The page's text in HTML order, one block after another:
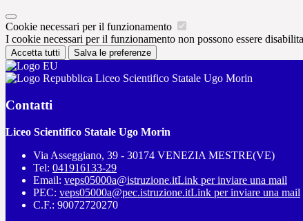
Cookie necessari per il funzionamento
I cookie necessari per il funzionamento non possono essere
Accetta tutti Salva le preferenze
Liceo Scientifico Statale Ugo Morin
Contatti
Liceo Scientifico Statale Ugo Morin
Via Asseggiano, 39 - 30174 VENEZIA MESTRE(VE)
Tel: 041916133-29
Email: veps05000a@istruzione.itLink per inviare una mail
PEC: veps05000a@pec.istruzione.itLink per inviare una mail
C.F.: 90072720270